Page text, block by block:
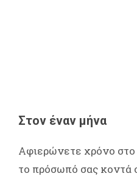
Στον έναν μήνα
Αφιερώνετε χρόνο
το πρόσωπό σας κοντά